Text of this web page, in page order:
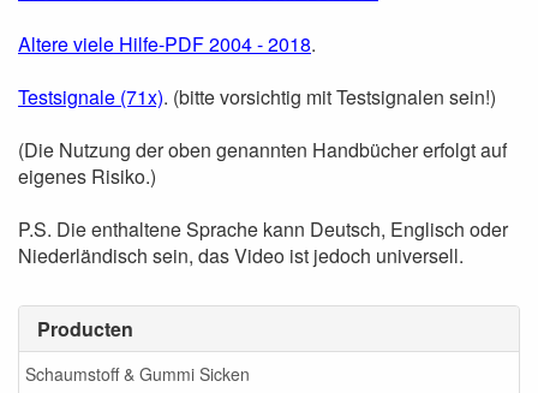
Producten
Schaumstoff & Gummi Sicken
Altere viele Hilfe-PDF 2004 - 2018.
Testsignale (71x). (bitte vorsichtig mit Testsignalen sein!)
(Die Nutzung der oben genannten Handbücher erfolgt auf
eigenes Risiko.)
P.S. Die enthaltene Sprache kann Deutsch, Englisch oder
Niederländisch sein, das Video ist jedoch universell.